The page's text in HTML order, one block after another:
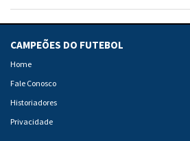
CAMPEÕES DO FUTEBOL
Home
Fale Conosco
Historiadores
Privacidade